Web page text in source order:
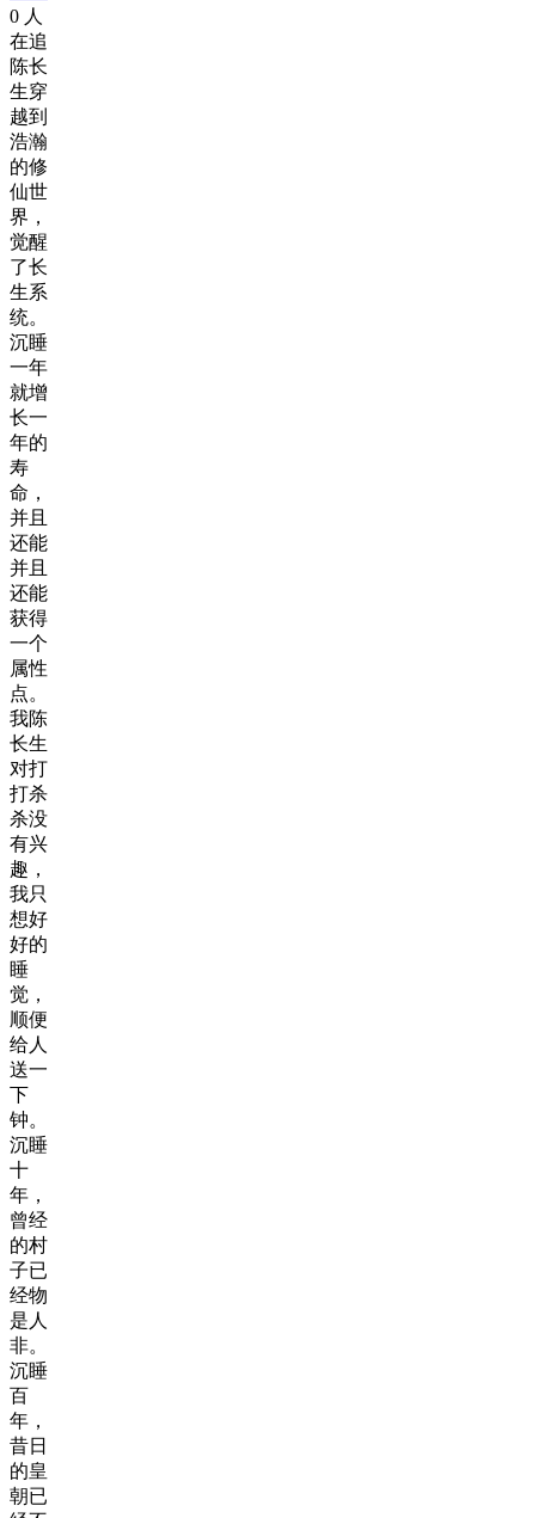
0 人
在追
陈长
生穿
越到
浩瀚
的修
仙世
界，
觉醒
了长
生系
统。
沉睡
一年
就增
长一
年的
寿
命，
并且
还能
并且
还能
获得
一个
属性
点。
我陈
长生
对打
打杀
杀没
有兴
趣，
我只
想好
好的
睡
觉，
顺便
给人
送一
下
钟。
沉睡
十
年，
曾经
的村
子已
经物
是人
非。
沉睡
百
年，
昔日
的皇
朝已